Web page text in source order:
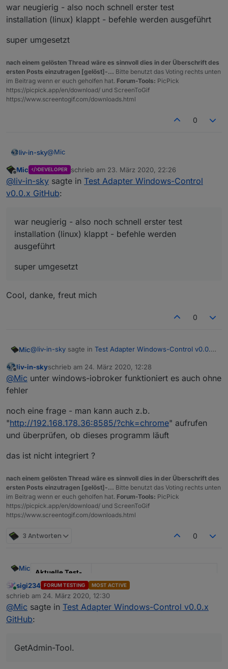
Danke :-)
Läuft bei mir sowohl auf einem Windows-Rechner
war neugierig - also noch schnell erster test
installation (linux) klappt - befehle werden ausgeführt
super umgesetzt
nach einem gelösten Thread wäre es sinnvoll dies in der Überschrift des
ersten Posts einzutragen [gelöst]-... Bitte benutzt das Voting rechts unten
im Beitrag wenn er euch geholfen hat. Forum-Tools: PicPick
https://picpick.app/en/download/ und ScreenToGif
https://www.screentogif.com/downloads.html
0
liv-in-sky@Mic
war neugierig - also noch schnell erster test
installation (linux) klappt - befehle werden
ausgeführt
super umgesetzt
Offline
Mic DEVELOPER schrieb am 23. März 2020, 22:26
zuletzt editiert von
@liv-in-sky sagte in Test Adapter Windows-Control
v0.0.x GitHub:
war neugierig - also noch schnell erster test
installation (linux) klappt - befehle werden
ausgeführt
super umgesetzt
Cool, danke, freut mich
0
Mic@liv-in-sky sagte in Test Adapter Windows-Control v0.0.x
war neugierig - also noch schnell erster test
Offline
liv-in-skyschrieb am 24. März 2020, 12:28
zuletzt editiert von
@Mic unter windows-iobroker funktioniert es auch ohne
fehler
noch eine frage - man kann auch z.b.
"http://192.168.178.36:8585/?chk=chrome" aufrufen
und überprüfen, ob dieses programm läuft
das ist nicht integriert ?
nach einem gelösten Thread wäre es sinnvoll dies in der Überschrift des
ersten Posts einzutragen [gelöst]-... Bitte benutzt das Voting rechts unten
im Beitrag wenn er euch geholfen hat. Forum-Tools: PicPick
https://picpick.app/en/download/ und ScreenToGif
https://www.screentogif.com/downloads.html
3 Antworten 0
Mic
Aktuelle Test-
Version
0.1.0
Veröffentlichun
gsdatum
Version 0.0.1: 24.03.2020, aktuelle
0.1.0: 27.03.2020
Online
sigi234 FORUM TESTING MOST ACTIVE
schrieb am 24. März 2020, 12:30
zuletzt editiert von
@Mic sagte in Test Adapter Windows-Control v0.0.x
GitHub:
GetAdmin-Tool.